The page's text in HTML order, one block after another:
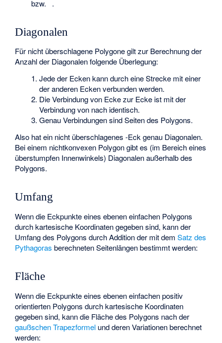
bzw. .
Diagonalen
Für nicht überschlagene Polygone gilt zur Berechnung der
Anzahl der Diagonalen folgende Überlegung:
Jede der Ecken kann durch eine Strecke mit einer
der anderen Ecken verbunden werden.
Die Verbindung von Eckezur Ecke ist mit der
Verbindung von nach identisch.
GenauVerbindungen sind Seiten des Polygons.
Also hat ein nicht überschlagenes-Eck genau Diagonalen.
Bei einem nichtkonvexen Polygon gibt es (im Bereich eines
überstumpfen Innenwinkels) Diagonalen außerhalb des
Polygons.
Umfang
Wenn die Eckpunkte eines ebenen einfachen Polygons
durch kartesische Koordinatengegeben sind, kann der
Umfang des Polygons durch Addition der mit demSatz des
Pythagoras berechneten Seitenlängen bestimmt werden:
Fläche
Wenn die Eckpunkte eines ebenen einfachen positiv
orientierten Polygons durch kartesische Koordinaten
gegeben sind, kann die Fläche des Polygons nach der
gaußschen Trapezformel und deren Variationen berechnet
werden: